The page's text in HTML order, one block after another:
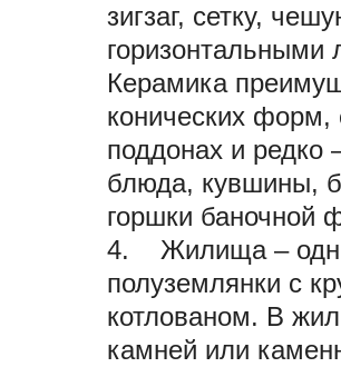
зигзаг, сетку,
горизонтальными
Керамика
конических форм,
поддонах и редко
блюда, кувшины,
горшки баночной
4. Жилища –
полуземлянки с
котлованом. В
камней или